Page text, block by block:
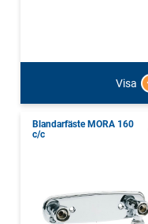
Visa
Blandarfäste MORA 160
c/c